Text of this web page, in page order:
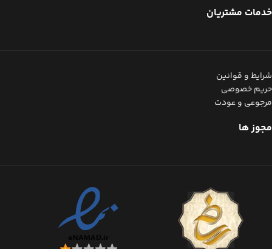
خدمات مشتریان
شرایط و قوانین
حریم خصوصی
مرجوعی و عودت
مجوز ها